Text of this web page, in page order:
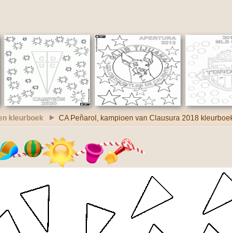
kleurboek CA Peñarol, kampioen van Clausura 2018